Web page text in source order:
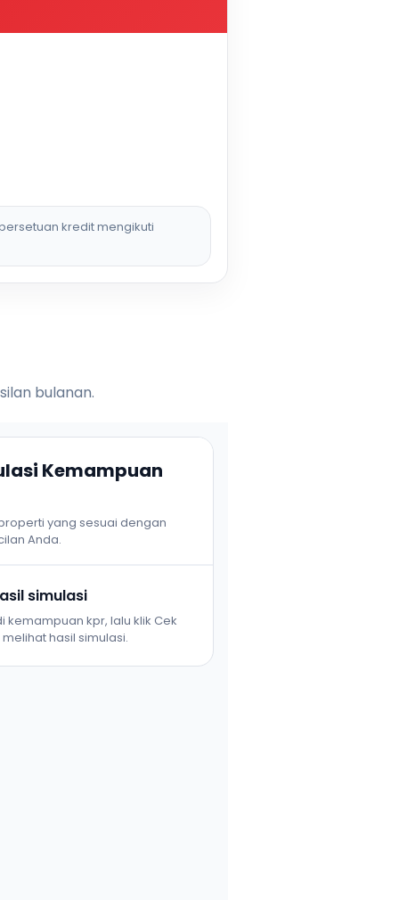
kredit mengikuti
bulanan.
Kemampuan
yang sesuai dengan
Anda.
simulasi
kemampuan kpr, lalu klik Cek
hasil simulasi.